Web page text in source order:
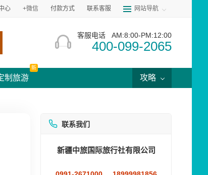
心 +微信 付款方式 联系客服 网站导航
客服电话 AM:8:00-PM:12:00
400-099-2065
制旅游
新
攻略
联系我们
新疆中旅国际旅行社有限公司